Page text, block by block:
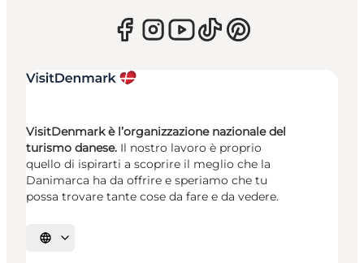
VisitDenmark è l’organizzazione nazionale del
turismo danese. Il nostro lavoro è proprio
quello di ispirarti a scoprire il meglio che la
Danimarca ha da offrire e speriamo che tu
possa trovare tante cose da fare e da vedere.
Seleziona la lingua